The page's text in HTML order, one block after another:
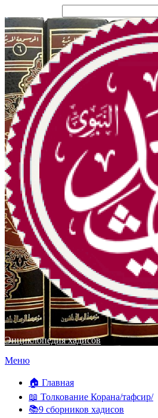
Энциклопедия хадисов
Перейти
содержимому
Меню
🏠 Главная
📖 Толкование Корана/тафсир/
📚9 сборников хадисов